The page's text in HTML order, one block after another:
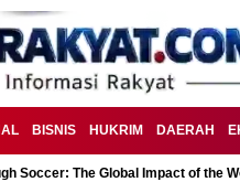
BISNIS HUKRIM DAERAH
Soccer: The Global Impact of the